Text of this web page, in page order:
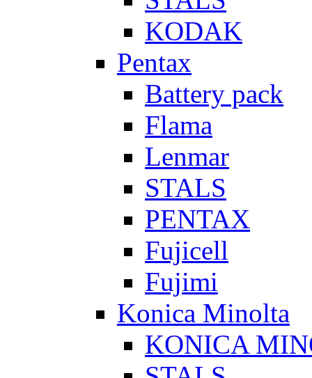
KODAK
Pentax
Battery pack
Flama
Lenmar
STALS
PENTAX
Fujicell
Fujimi
Konica Minolta
KONICA